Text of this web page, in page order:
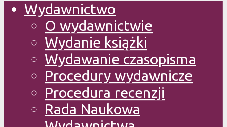
Wydawnictwo
O wydawnictwie
Wydanie książki
Wydawanie czasopisma
Procedury wydawnicze
Procedura recenzji
Rada Naukowa